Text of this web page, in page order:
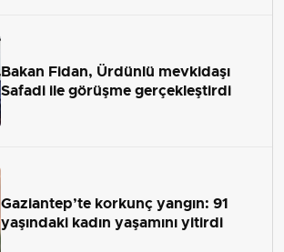
Bakan Fidan, Ürdünlü mevkidaşı
Safadi ile görüşme gerçekleştirdi
Gaziantep’te korkunç yangın: 91
yaşındaki kadın yaşamını yitirdi